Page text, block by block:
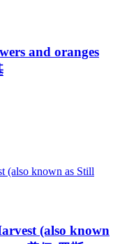
and oranges
(also known